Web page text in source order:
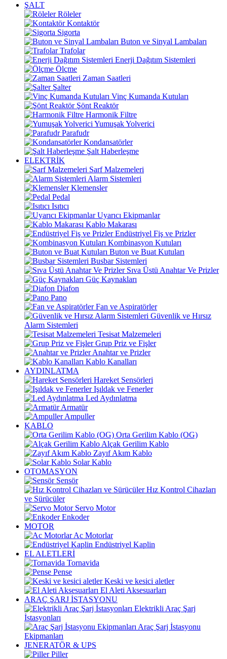
ŞALT
Röleler
Kontaktör
Sigorta
Buton ve Sinyal Lambaları
Trafolar
Enerji Dağıtım Sistemleri
Ölçme
Zaman Saatleri
Şalter
Vinç Kumanda Kutuları
Şönt Reaktör
Harmonik Filtre
Yumuşak Yolverici
Parafudr
Kondansatörler
Şalt Haberleşme
ELEKTRİK
Sarf Malzemeleri
Alarm Sistemleri
Klemensler
Pedal
Isıtıcı
Uyarıcı Ekipmanlar
Kablo Makarası
Endüstriyel Fiş ve Prizler
Kombinasyon Kutuları
Buton ve Buat Kutuları
Busbar Sistemleri
Sıva Üstü Anahtar Ve Prizler
Güç Kaynakları
Diafon
Pano
Fan ve Aspiratörler
Güvenlik ve Hırsız
Alarm Sistemleri
Tesisat Malzemeleri
Grup Priz ve Fişler
Anahtar ve Prizler
Kablo Kanalları
AYDINLATMA
Hareket Sensörleri
Işıldak ve Fenerler
Led Aydınlatma
Armatür
Ampuller
KABLO
Orta Gerilim Kablo (OG)
Alçak Gerilim Kablo
Zayıf Akım Kablo
Solar Kablo
OTOMASYON
Sensör
Hız Kontrol Cihazları
ve Sürücüler
Servo Motor
Enkoder
MOTOR
Ac Motorlar
Endüstriyel Kaplin
EL ALETLERİ
Tornavida
Pense
Keski ve kesici aletler
El Aleti Aksesuarları
ARAÇ ŞARJ İSTASYONU
Elektrikli Araç Şarj
İstasyonları
Araç Şarj İstasyonu
Ekipmanları
JENERATÖR & UPS
Piller